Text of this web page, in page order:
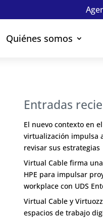
Quiénes somos
Entradas
El nuevo contexto en
virtualización impulsa
revisar sus estrategias
Virtual Cable firma
HPE para impulsar
workplace con UDS
Virtual Cable y
espacios de trabajo